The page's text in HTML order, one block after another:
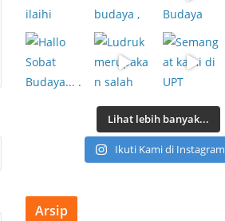
Lihat lebih banyak...
Ikuti Kami di Instagram
Arsip